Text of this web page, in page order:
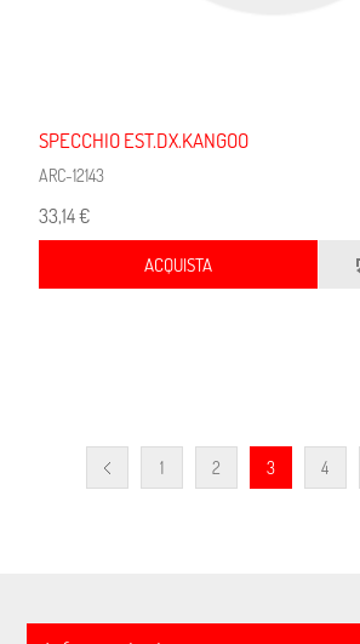
SPECCHIO EST.DX.KANGOO
ARC-12143
33,14 €
ACQUISTA
1 2 3 4